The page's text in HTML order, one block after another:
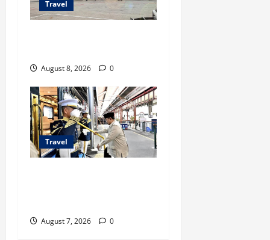
Travel
August 8, 2026 0
Travel
August 7, 2026 0